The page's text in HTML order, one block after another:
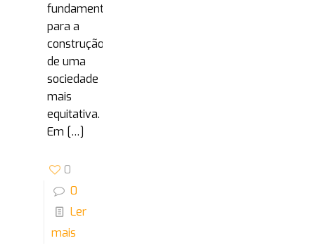
fundamentais
para a
construção
de uma
sociedade
mais
equitativa.
Em […]
0
0
Ler
mais